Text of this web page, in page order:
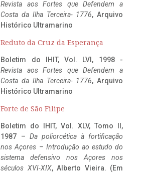
Revista aos Fortes que Defendem a
Costa da Ilha Terceira- 1776, Arquivo
Histórico Ultramarino
Reduto da Cruz da Esperança
Boletim do IHIT, Vol. LVI, 1998 -
Revista aos Fortes que Defendem a
Costa da Ilha Terceira- 1776, Arquivo
Histórico Ultramarino
Forte de São Filipe
Boletim do IHIT, Vol. XLV, Tomo II,
1987 – Da poliorcética à fortificação
nos Açores – Introdução ao estudo do
sistema defensivo nos Açores nos
séculos XVI-XIX, Alberto Vieira. (Em